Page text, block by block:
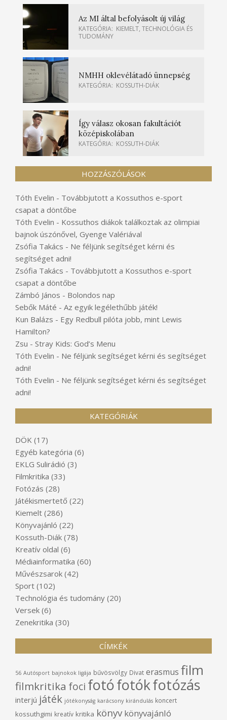
Az MI által befolyásolt új világ
KATEGÓRIA: KIEMELT, TECHNOLÓGIA ÉS
TUDOMÁNY
NMHH oklevélátadó ünnepség
KATEGÓRIA: KOSSUTH-DIÁK
Így válasz okosan fakultációt
középiskolában
KATEGÓRIA: KOSSUTH-DIÁK
HOZZÁSZÓLÁSOK
Tóth Evelin - Továbbjutott a Kossuthos e-sport
csapat a döntőbe
Tóth Evelin - Kossuthos diákok találkoztak az olimpiai
bajnok úszónővel, Gyenge Valériával
Zsófia Takács - Ne féljünk segítséget kérni és
segítséget adni!
Zsófia Takács - Továbbjutott a Kossuthos e-sport
csapat a döntőbe
Zámbó János - Bolondos nap
Sebők Máté - Az egyik legélethűbb játék!
Kun Balázs - Egy Redbull pilóta jobb, mint Lewis
Hamilton?
Zsu - Stray Kids: God’s Menu
Tóth Evelin - Ne féljünk segítséget kérni és segítséget
adni!
Tóth Evelin - Ne féljünk segítséget kérni és segítséget
adni!
KATEGÓRIÁK
DÖK (17)
Egyéb kategória (6)
EKLG Sulirádió (3)
Filmkritika (33)
Fotózás (28)
Játékismertető (22)
Kiemelt (286)
Könyvajánló (22)
Kossuth-Diák (78)
Kreatív oldal (6)
Médiainformatika (60)
Művészsarok (42)
Sport (102)
Technológia és tudomány (20)
Versek (6)
Zenekritika (30)
CÍMKÉK
56 Autósport bajnokok ligája bűvösvölgy Divat erasmus film
filmkritika foci fotófotókfotózás
interjú játék jótékonyság karácsony kirándulás koncert
kossuthgimi kreatív kritika könyv könyvajánló